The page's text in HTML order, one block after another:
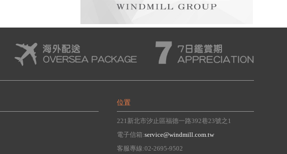
位置
221新北市汐止區福德一路392巷23號之1
電子信箱:service@windmill.com.tw
客服專線:02-2695-9502